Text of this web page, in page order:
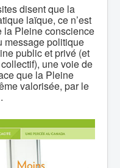
disent que la
laïque, ce n’est
la Pleine conscience
message politique
public et privé (et
une voie de
que la Pleine
valorisée, par le